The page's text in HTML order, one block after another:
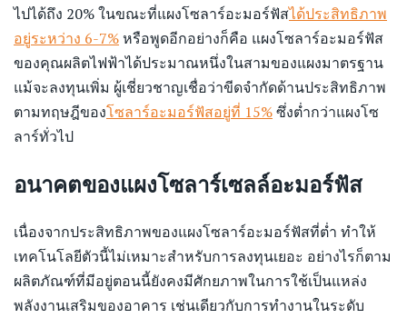
ไปได้ถึง 20% ในขณะที่แผงโซลาร์อะมอร์ฟัสได้ประสิทธิภาพ
อยู่ระหว่าง 6-7%หรือพูดอีกอย่างก็คือ แผงโซลาร์อะมอร์ฟัส
ของคุณผลิตไฟฟ้าได้ประมาณหนึ่งในสามของแผงมาตรฐาน
แม้จะลงทุนเพิ่ม ผู้เชี่ยวชาญเชื่อว่าขีดจำกัดด้านประสิทธิภาพ
ตามทฤษฎีของโซลาร์อะมอร์ฟัสอยู่ที่ 15%ซึ่งต่ำกว่าแผงโซ
ลาร์ทั่วไป
อนาคตของแผงโซลาร์เซลล์อะมอร์ฟัส
เนื่องจากประสิทธิภาพของแผงโซลาร์อะมอร์ฟัสที่ต่ำ ทำให้
เทคโนโลยีตัวนี้ไม่เหมาะสำหรับการลงทุนเยอะ อย่างไรก็ตาม
ผลิตภัณฑ์ที่มีอยู่ตอนนี้ยังคงมีศักยภาพในการใช้เป็นแหล่ง
พลังงานเสริมของอาคาร เช่นเดียวกับการทำงานในระดับ